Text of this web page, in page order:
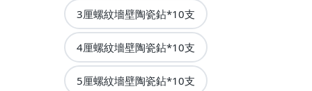
3厘螺紋墻壁陶瓷鉆*10支
4厘螺紋墻壁陶瓷鉆*10支
5厘螺紋墻壁陶瓷鉆*10支